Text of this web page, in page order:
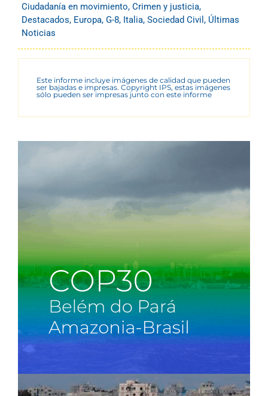
Ciudadanía en movimiento, Crimen y justicia,
Destacados, Europa, G-8, Italia, Sociedad Civil , Últimas
Noticias
Este informe incluye imágenes de calidad que pueden
ser bajadas e impresas. Copyright IPS, estas imágenes
sólo pueden ser impresas junto con este informe